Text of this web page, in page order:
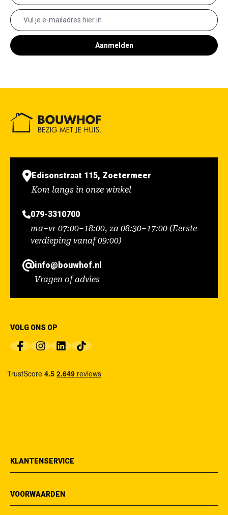
Aanmelden
Edisonstraat 115, Zoetermeer
Kom langs in onze winkel
079-3310700
ma–vr 07:00–18:00, za 08:30–17:00 (Eerste
verdieping vanaf 09:00)
info@bouwhof.nl
Vragen of advies
VOLG ONS OP
KLANTENSERVICE
VOORWAARDEN